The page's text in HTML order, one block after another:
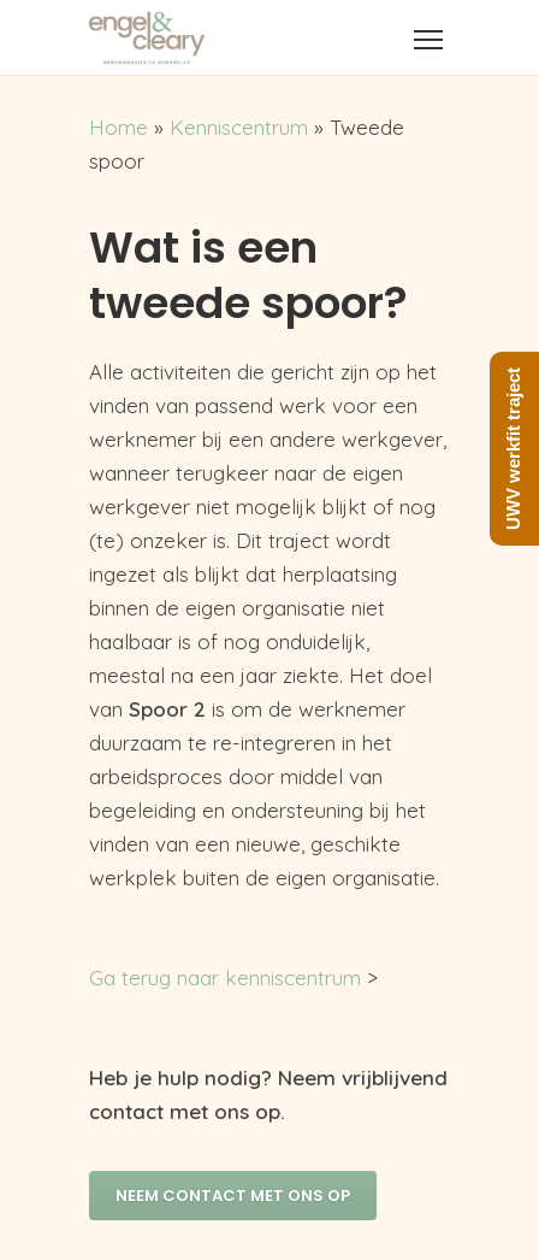
Home » Kenniscentrum » Tweede
spoor
Wat is een
tweede spoor?
Alle activiteiten die gericht zijn op het
vinden van passend werk voor een
werknemer bij een andere werkgever,
wanneer terugkeer naar de eigen
werkgever niet mogelijk blijkt of nog
(te) onzeker is. Dit traject wordt
ingezet als blijkt dat herplaatsing
binnen de eigen organisatie niet
haalbaar is of nog onduidelijk,
meestal na een jaar ziekte. Het doel
van Spoor 2 is om de werknemer
duurzaam te re-integreren in het
arbeidsproces door middel van
begeleiding en ondersteuning bij het
vinden van een nieuwe, geschikte
werkplek buiten de eigen organisatie.
Ga terug naar kenniscentrum >
Heb je hulp nodig? Neem vrijblijvend
contact met ons op.
NEEM CONTACT MET ONS OP
UWV werkfit traject